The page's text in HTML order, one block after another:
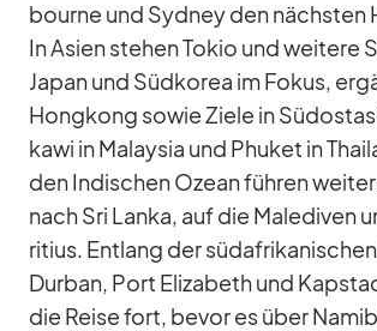
bourne und Syd­ney den nächs­ten
In Asien ste­hen To­kio und wei­tere
Ja­pan und Süd­ko­rea im Fo­kus,
Hong­kong so­wie Ziele in
kawi in Ma­lay­sia und Phu­ket in
den In­di­schen Ozean füh­ren
nach Sri Lanka, auf die Ma­le­di­ven
ri­tius. Ent­lang der
Dur­ban, Port Eliza­beth und
die Reise fort, be­vor es über